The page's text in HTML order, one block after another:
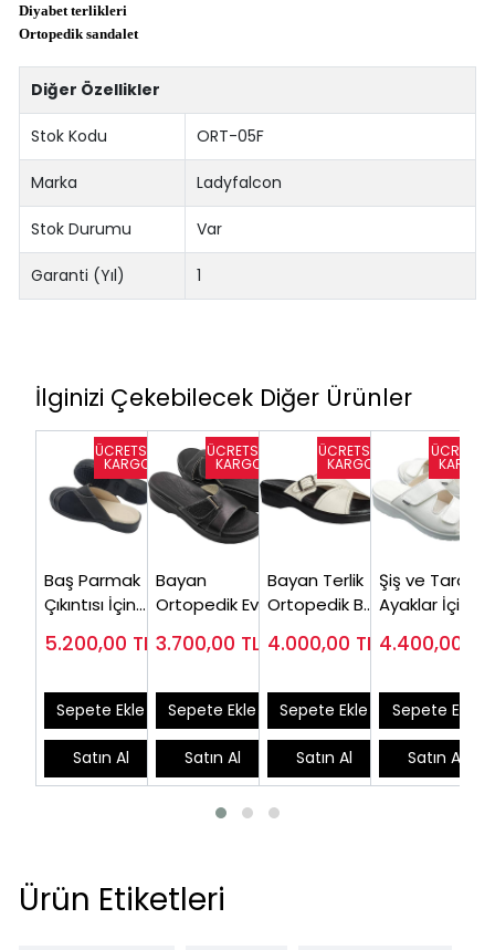
Diyabet terlikleri
Ortopedik sandalet
Diğer Özellikler
Stok Kodu ORT-05F
Marka Ladyfalcon
Stok Durumu Var
Garanti (Yıl) 1
İlginizi Çekebilecek Diğer Ürünler
Baş Parmak
Çıkıntısı İçin
Terlik Bayan
5.200,00 TL
Sepete Ekle
Satın Al
Bayan
Ortopedik Ev
ORT01S (Çok
3.700,00 TL
Sepete Ekle
Satın Al
Bayan Terlik
Ortopedik Bej
4.000,00 TL
Sepete Ekle
Satın Al
Şiş ve Taraklı
Ayaklar İçin
Kadın ORT07B
4.400,00
Sepete Ekle
Satın Al
Ürün Etiketleri